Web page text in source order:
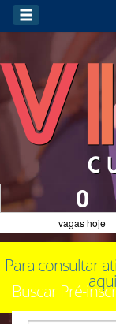
0
vagas hoje
Para consultar
Buscar Pré-